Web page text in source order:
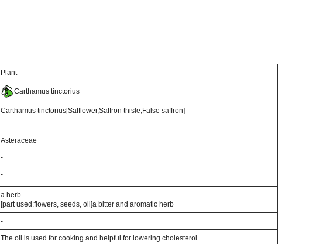
Plant
Carthamus tinctorius
Carthamus tinctorius[Safflower,Saffron thisle,False saffron]
Asteraceae
-
-
a herb
[part used:flowers, seeds, oil]a bitter and aromatic herb
-
The oil is used for cooking and helpful for lowering cholesterol.